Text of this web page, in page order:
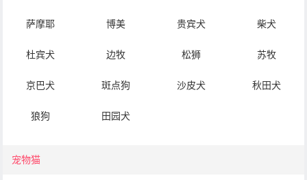
萨摩耶 博美 贵宾犬 柴犬
杜宾犬 边牧 松狮 苏牧
京巴犬 斑点狗 沙皮犬 秋田犬
狼狗 田园犬
宠物猫